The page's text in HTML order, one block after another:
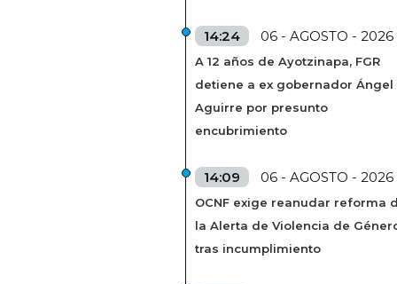
14:24 06 - AGOSTO - 2026
A 12 años de Ayotzinapa, FGR
detiene a ex gobernador Ángel
Aguirre por presunto
encubrimiento
14:09 06 - AGOSTO - 2026
OCNF exige reanudar reforma
la Alerta de Violencia de
tras incumplimiento